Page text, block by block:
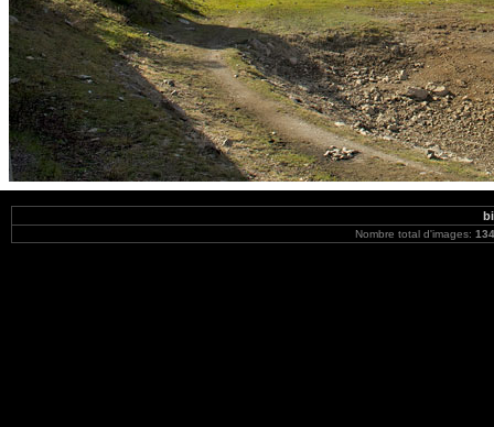
Nombre total d'images: